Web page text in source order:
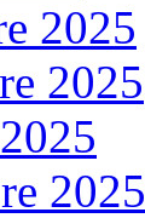
2025
2025
2025